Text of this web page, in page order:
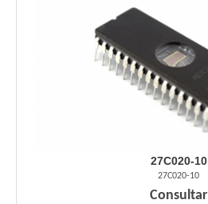
27C020-10
27C020-10
Consultar